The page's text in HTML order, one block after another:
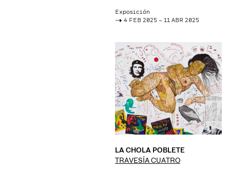
Exposición
-> 4 FEB 2025 – 11 ABR 2025
LA CHOLA POBLETE
TRAVESÍA CUATRO